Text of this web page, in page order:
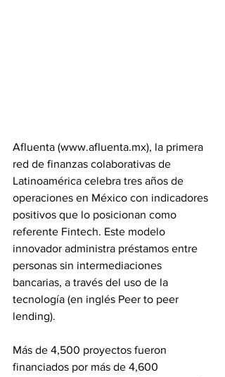
Afluenta (www.afluenta.mx), la primera
red de finanzas colaborativas de
Latinoamérica celebra tres años de
operaciones en México con indicadores
positivos que lo posicionan como
referente Fintech. Este modelo
innovador administra préstamos entre
personas sin intermediaciones
bancarias, a través del uso de la
tecnología (en inglés Peer to peer
lending).
Más de 4,500 proyectos fueron
financiados por más de 4,600